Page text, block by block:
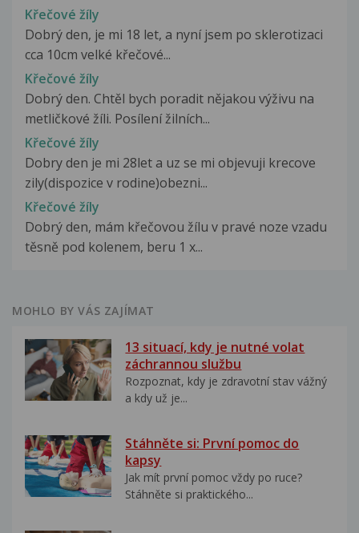
Křečové žíly
Dobrý den, je mi 18 let, a nyní jsem po sklerotizaci
cca 10cm velké křečové...
Křečové žíly
Dobrý den. Chtěl bych poradit nějakou výživu na
metličkové žíli. Posílení žilních...
Křečové žíly
Dobry den je mi 28let a uz se mi objevuji krecove
zily(dispozice v rodine)obezni...
Křečové žíly
Dobrý den, mám křečovou žílu v pravé noze vzadu
těsně pod kolenem, beru 1 x...
MOHLO BY VÁS ZAJÍMAT
13 situací, kdy je nutné volat
záchrannou službu
Rozpoznat, kdy je zdravotní stav vážný
a kdy už je...
Stáhněte si: První pomoc do
kapsy
Jak mít první pomoc vždy po ruce?
Stáhněte si praktického...